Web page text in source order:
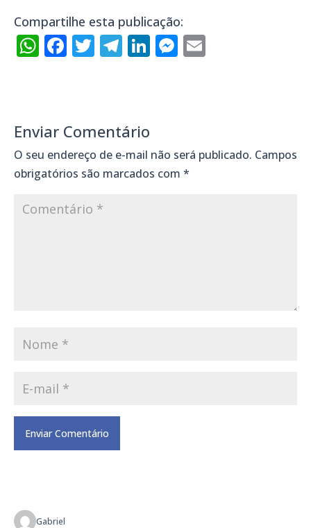
Compartilhe esta publicação:
WhatsApp
Facebook
Twitter
Telegram
LinkedIn
Messenger
Enviar Comentário
O seu endereço de e-mail não será publicado. Campos
obrigatórios são marcados com *
Gabriel